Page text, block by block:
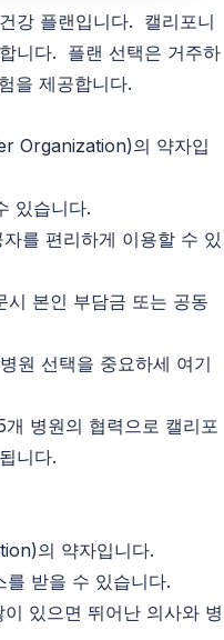
강 플랜입니다. 캘리포니
니다. 플랜 선택은 거주하
을 제공합니다.
Organization)의 약자입
있습니다.
를 편리하게 이용할 수 있
시 본인 부담금 또는 공동
원 선택을 중요하세 여기
병원의 협력으로 캘리포
니다.
의 약자입니다.
받을 수 있습니다.
있으면 뛰어난 의사와 병